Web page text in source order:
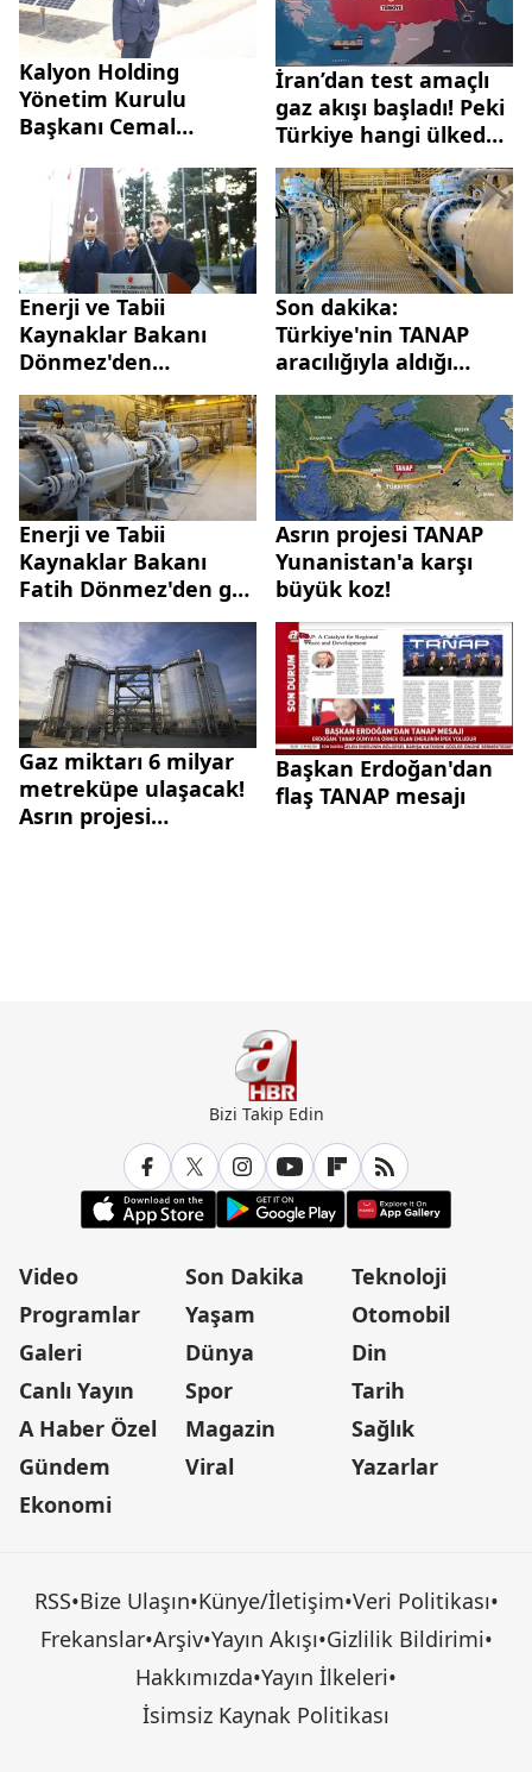
Kalyon Holding
Yönetim Kurulu
Başkanı Cemal
'sürdürülebilirlik'
vurgusu! Yeşil enerji
devriminde öncü
olacak
İran’dan test amaçlı
gaz akışı başladı! Peki
Türkiye hangi ülkeden
ne kadar doğalgaz
alıyor?
Enerji ve Tabii
Kaynaklar Bakanı
Dönmez'den
Azerbaycan
açıklaması: Yanında
olmaya devam
edeceğiz
Son dakika:
Türkiye'nin TANAP
aracılığıyla aldığı
doğal gaz açıklandı
Enerji ve Tabii
Kaynaklar Bakanı
Fatih Dönmez'den gaz
akışı açıklaması
Asrın projesi TANAP
Yunanistan'a karşı
büyük koz!
Gaz miktarı 6 milyar
metreküpe ulaşacak!
Asrın projesi
Başkan Erdoğan'dan
flaş TANAP mesajı
Bizi Takip Edin
Video
Programlar
Galeri
Canlı Yayın
A Haber Özel
Gündem
Ekonomi
Son Dakika
Yaşam
Dünya
Spor
Magazin
Viral
Teknoloji
Otomobil
Din
Tarih
Sağlık
Yazarlar
RSS•Bize Ulaşın•Künye/İletişim•Veri Politikası•
Frekanslar•Arşiv•Yayın Akışı•Gizlilik Bildirimi•
Hakkımızda•Yayın İlkeleri•
İsimsiz Kaynak Politikası